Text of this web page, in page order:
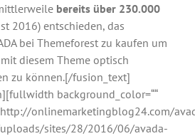
bereits über 230.000
2016) entschieden, das
bei Themeforest zu kaufen um
diesem Theme optisch
zu können.[/fusion_text]
background_color=““
onlinemarketingblog24.com/
sites/28/2016/06/avada-